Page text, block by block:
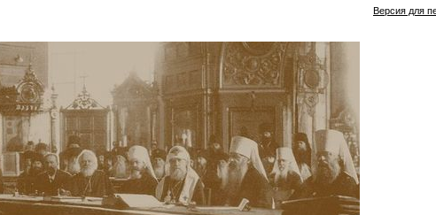
Версия для